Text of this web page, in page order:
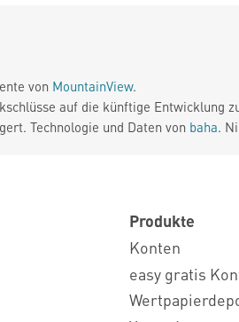
von MountainView.
auf die künftige Entwicklung
Technologie und Daten von baha.
Produkte
Konten
easy gratis